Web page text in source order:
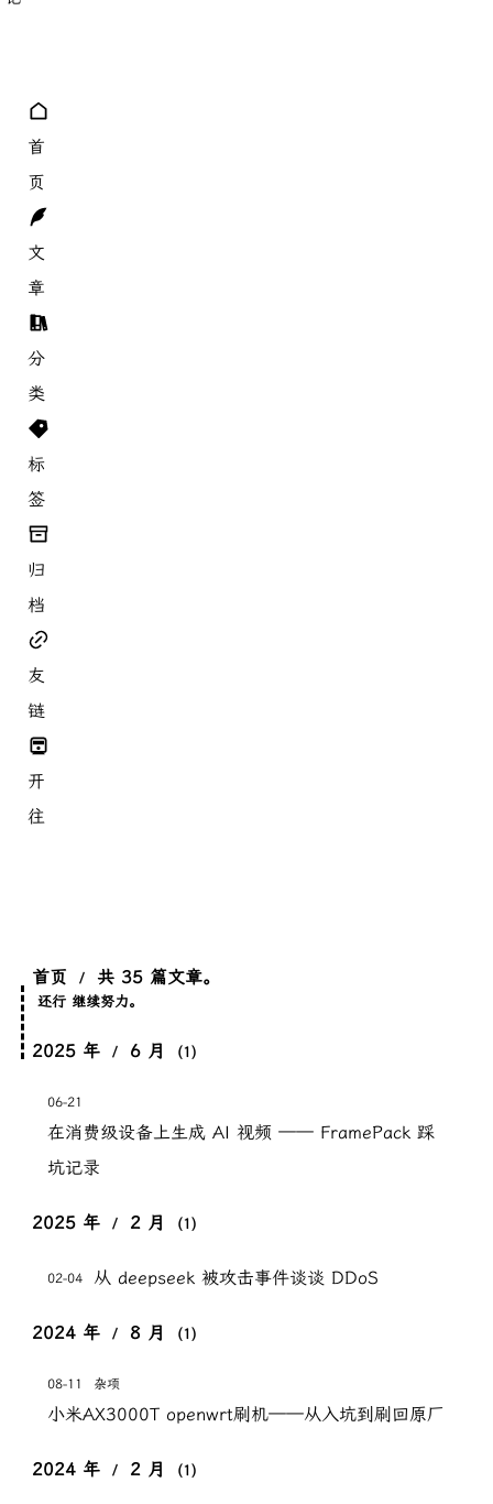
首
页
文
章
分
类
标
签
归
档
友
链
开
往
首页 / 共 35 篇文章。
还行 继续努力。
2025 年 / 6 月 (1)
06-21
在消费级设备上生成 AI 视频 —— FramePack 踩
坑记录
2025 年 / 2 月 (1)
02-04 从 deepseek 被攻击事件谈谈 DDoS
2024 年 / 8 月 (1)
08-11 杂项
小米AX3000T openwrt刷机——从入坑到刷回原厂
2024 年 / 2 月 (1)